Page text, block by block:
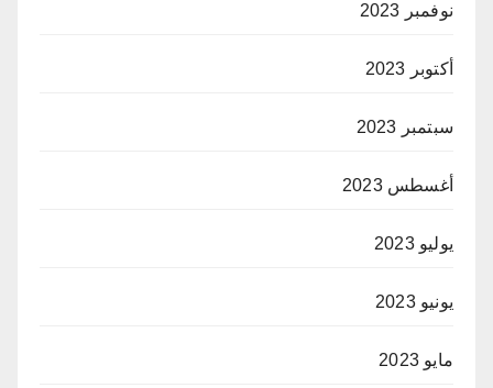
نوفمبر 2023
أكتوبر 2023
سبتمبر 2023
أغسطس 2023
يوليو 2023
يونيو 2023
مايو 2023